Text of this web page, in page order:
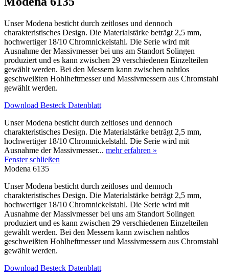
Unser Modena besticht durch zeitloses und dennoch
charakteristisches Design. Die Materialstärke beträgt 2,5 mm,
hochwertiger 18/10 Chromnickelstahl. Die Serie wird mit
Ausnahme der Massivmesser bei uns am Standort Solingen
produziert und es kann zwischen 29 verschiedenen Einzelteilen
gewählt werden. Bei den Messern kann zwischen nahtlos
geschweißten Hohlheftmesser und Massivmessern aus Chromstahl
gewählt werden.
Download Besteck Datenblatt
Unser Modena besticht durch zeitloses und dennoch
charakteristisches Design. Die Materialstärke beträgt 2,5 mm,
hochwertiger 18/10 Chromnickelstahl. Die Serie wird mit
Ausnahme der Massivmesser... mehr erfahren »
Fenster schließen
Modena 6135
Unser Modena besticht durch zeitloses und dennoch
charakteristisches Design. Die Materialstärke beträgt 2,5 mm,
hochwertiger 18/10 Chromnickelstahl. Die Serie wird mit
Ausnahme der Massivmesser bei uns am Standort Solingen
produziert und es kann zwischen 29 verschiedenen Einzelteilen
gewählt werden. Bei den Messern kann zwischen nahtlos
geschweißten Hohlheftmesser und Massivmessern aus Chromstahl
gewählt werden.
Download Besteck Datenblatt